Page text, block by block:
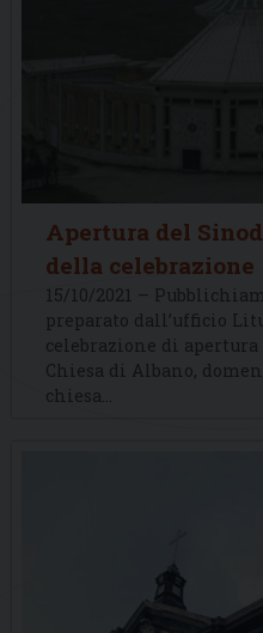
Apertura del
della celebrazione
15/10/2021 –
preparato dall’ufficio
celebrazione di
Chiesa di Albano,
chiesa…